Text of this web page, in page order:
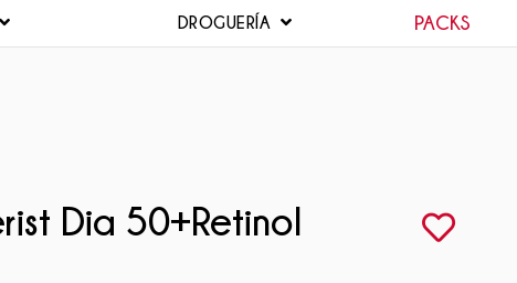
DROGUERÍA PACKS
Dia 50+Retinol